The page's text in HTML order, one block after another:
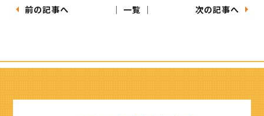
前の記事へ 次の記事へ
│ 一覧 │